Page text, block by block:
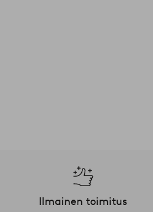
Ilmainen toimitus